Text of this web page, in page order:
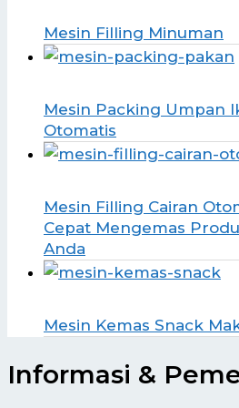
Mesin Filling Minuman
Mesin Packing Umpan
Otomatis
Mesin Filling Cairan
Cepat Mengemas
Anda
Mesin Kemas Snack
Informasi &